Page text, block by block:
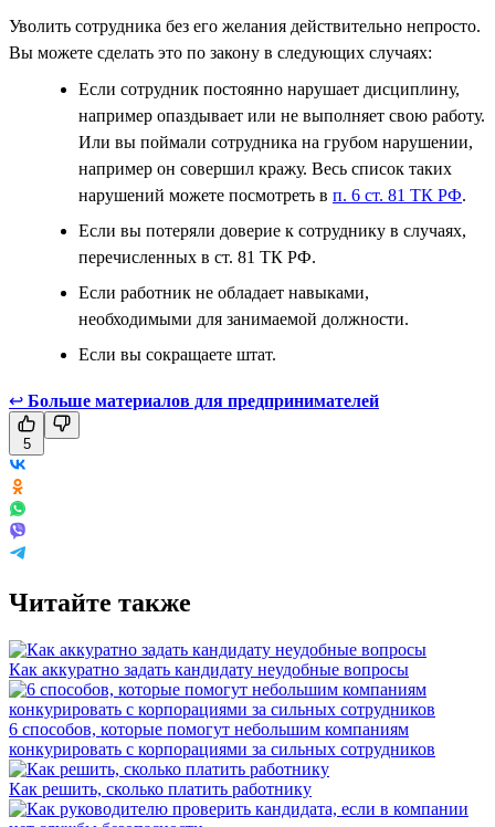
Уволить сотрудника без его желания действительно непросто.
Вы можете сделать это по закону в следующих случаях:
Если сотрудник постоянно нарушает дисциплину,
например опаздывает или не выполняет свою работу.
Или вы поймали сотрудника на грубом нарушении,
например он совершил кражу. Весь список таких
нарушений можете посмотреть в п. 6 ст. 81 ТК РФ.
Если вы потеряли доверие к сотруднику в случаях,
перечисленных в ст. 81 ТК РФ.
Если работник не обладает навыками,
необходимыми для занимаемой должности.
Если вы сокращаете штат.
↩ Больше материалов для предпринимателей
5
Читайте также
Как аккуратно задать кандидату неудобные вопросы
6 способов, которые помогут небольшим компаниям
конкурировать с корпорациями за сильных сотрудников
Как решить, сколько платить работнику